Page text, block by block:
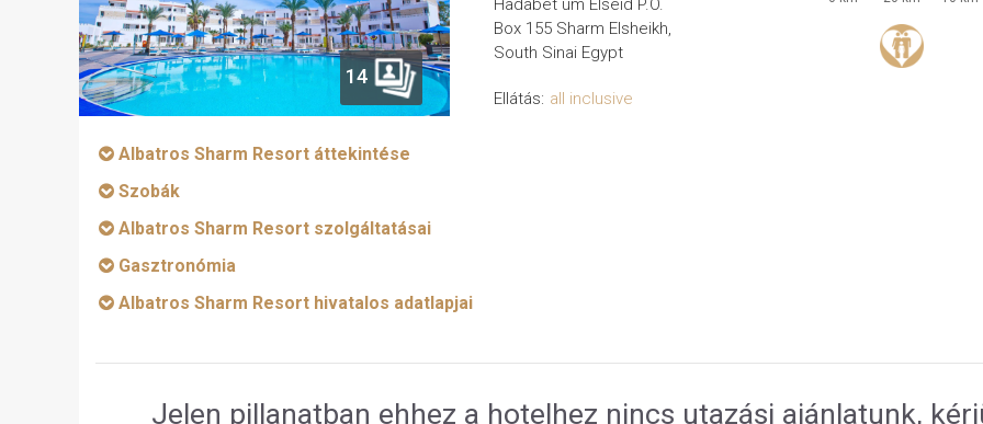
14
Hadabet um Elseid P.O.
Box 155 Sharm Elsheikh,
South Sinai Egypt
Ellátás: all inclusive
Albatros Sharm Resort áttekintése
Szobák
Albatros Sharm Resort szolgáltatásai
Gasztronómia
Albatros Sharm Resort hivatalos adatlapjai
Jelen pillanatban ehhez a hotelhez nincs utazási ajánlatunk,